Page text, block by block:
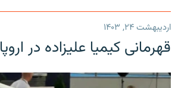
اردیبهشت ۲۴, ۱۴۰۳
قهرمانی کیمیا علیزاده در اروپا